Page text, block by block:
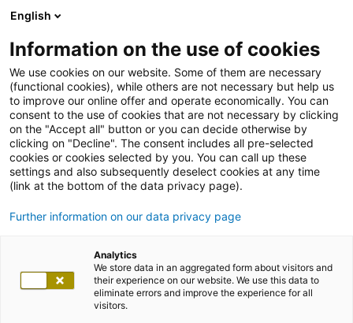
English
Information on the use of cookies
We use cookies on our website. Some of them are necessary
(functional cookies), while others are not necessary but help us
to improve our online offer and operate economically. You can
consent to the use of cookies that are not necessary by clicking
on the "Accept all" button or you can decide otherwise by
clicking on "Decline". The consent includes all pre-selected
cookies or cookies selected by you. You can call up these
settings and also subsequently deselect cookies at any time
(link at the bottom of the data privacy page).
Further information on our data privacy page
Analytics
We store data in an aggregated form about visitors and
their experience on our website. We use this data to
eliminate errors and improve the experience for all
visitors.